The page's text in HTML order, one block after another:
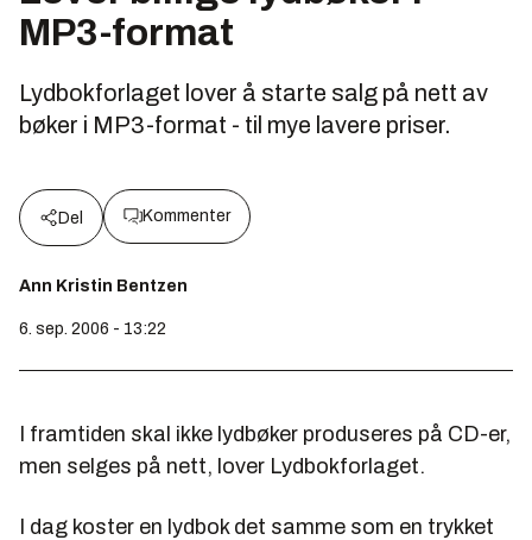
MP3-format
Lydbokforlaget lover å starte salg på nett av
bøker i MP3-format - til mye lavere priser.
Del Kommenter
Ann Kristin Bentzen
6. sep. 2006 - 13:22
I framtiden skal ikke lydbøker produseres på CD-er,
men selges på nett, lover Lydbokforlaget.
I dag koster en lydbok det samme som en trykket